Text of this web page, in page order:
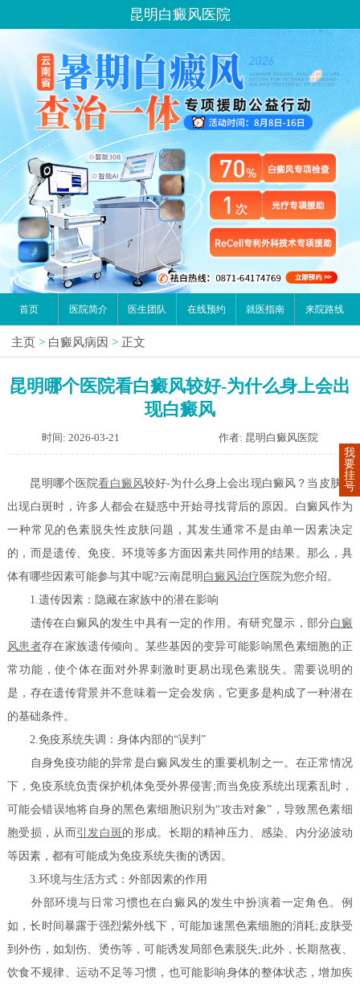
昆明白癜风医院
首页 医院简介 医生团队 在线预约 就医指南 来院路线
主页 > 白癜风病因 > 正文
昆明哪个医院看白癜风较好-为什么身上会出
现白癜风
时间: 2026-03-21 作者: 昆明白癜风医院
昆明哪个医院看白癜风较好-为什么身上会出现白癜风？当皮肤上
出现白斑时，许多人都会在疑惑中开始寻找背后的原因。白癜风作为
一种常见的色素脱失性皮肤问题，其发生通常不是由单一因素决定
的，而是遗传、免疫、环境等多方面因素共同作用的结果。那么，具
体有哪些因素可能参与其中呢?云南昆明 白癜风治疗 医院为您介绍。
1.遗传因素：隐藏在家族中的潜在影响
遗传在白癜风的发生中具有一定的作用。有研究显示，部分 白癜
风患者存在家族遗传倾向。某些基因的变异可能影响黑色素细胞的正
常功能，使个体在面对外界刺激时更易出现色素脱失。需要说明的
是，存在遗传背景并不意味着一定会发病，它更多是构成了一种潜在
的基础条件。
2.免疫系统失调：身体内部的“误判”
自身免疫功能的异常是白癜风发生的重要机制之一。在正常情况
下，免疫系统负责保护机体免受外界侵害;而当免疫系统出现紊乱时，
可能会错误地将自身的黑色素细胞识别为“攻击对象”，导致黑色素细
胞受损，从而 引发白斑的形成。长期的精神压力、感染、内分泌波动
等因素，都有可能成为免疫系统失衡的诱因。
3.环境与生活方式：外部因素的作用
外部环境与日常习惯也在白癜风的发生中扮演着一定角色。例
如，长时间暴露于强烈紫外线下，可能加速黑色素细胞的消耗;皮肤受
到外伤，如划伤、烫伤等，可能诱发局部色素脱失;此外，长期熬夜、
饮食不规律、运动不足等习惯，也可能影响身体的整体状态，增加疾
我
要
挂
号